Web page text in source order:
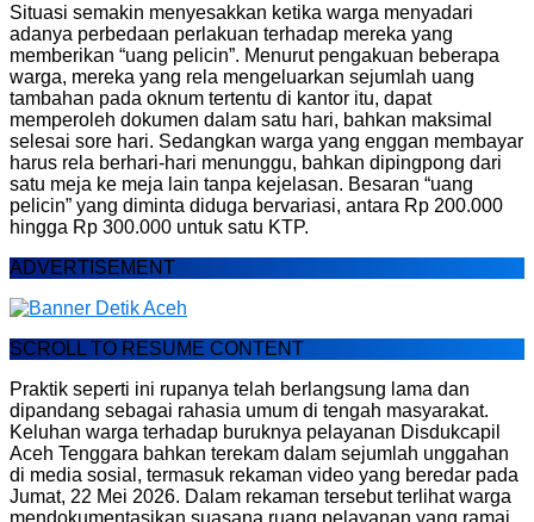
Situasi semakin menyesakkan ketika warga menyadari
adanya perbedaan perlakuan terhadap mereka yang
memberikan “uang pelicin”. Menurut pengakuan beberapa
warga, mereka yang rela mengeluarkan sejumlah uang
tambahan pada oknum tertentu di kantor itu, dapat
memperoleh dokumen dalam satu hari, bahkan maksimal
selesai sore hari. Sedangkan warga yang enggan membayar
harus rela berhari-hari menunggu, bahkan dipingpong dari
satu meja ke meja lain tanpa kejelasan. Besaran “uang
pelicin” yang diminta diduga bervariasi, antara Rp 200.000
hingga Rp 300.000 untuk satu KTP.
ADVERTISEMENT
SCROLL TO RESUME CONTENT
Praktik seperti ini rupanya telah berlangsung lama dan
dipandang sebagai rahasia umum di tengah masyarakat.
Keluhan warga terhadap buruknya pelayanan Disdukcapil
Aceh Tenggara bahkan terekam dalam sejumlah unggahan
di media sosial, termasuk rekaman video yang beredar pada
Jumat, 22 Mei 2026. Dalam rekaman tersebut terlihat warga
mendokumentasikan suasana ruang pelayanan yang ramai,